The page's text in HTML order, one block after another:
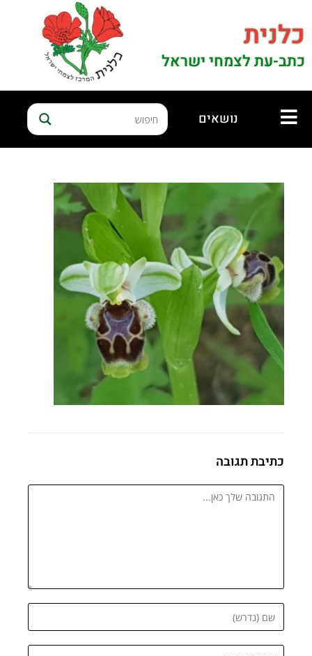
כלנית
כתב-עת לצמחי ישראל
נושאים
כתיבת תגובה